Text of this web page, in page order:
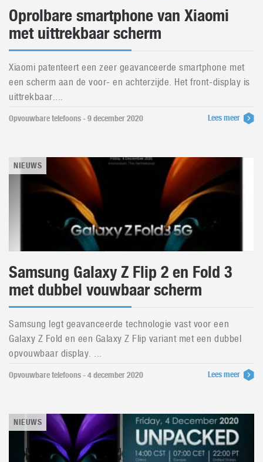
Oprolbare smartphone van Xiaomi
met uittrekbaar scherm
Xiaomi patenteert een zeer geavanceerde smartphone met
een scherm aan de voor- en achterzijde. Het front-display is
uittrekbaar....
Opvouwbare telefoons - 9 december 2020 Lees meer
NIEUWS
Samsung Galaxy Z Flip 2 en Fold 3
met dubbel vouwbaar scherm
Samsung legt geavanceerde technologie vast voor een
Galaxy Z Fold en een Galaxy Z Flip variant met een dubbel
opvouwbaar display. ...
Opvouwbare telefoons - 4 december 2020 Lees meer
NIEUWS